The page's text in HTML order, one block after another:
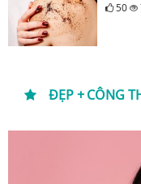
50
ĐẸP + CÔNG